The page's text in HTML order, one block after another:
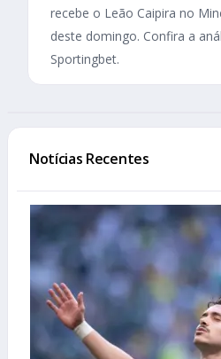
recebe o Leão Caipira no
deste domingo. Confira a
Sportingbet.
Notícias Recentes